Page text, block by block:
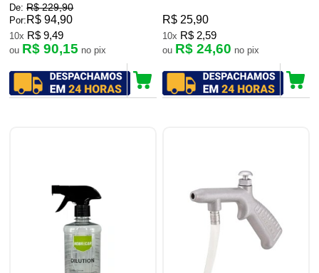
De: R$ 229,90
Por: R$ 94,90
10x R$ 9,49
ou R$ 90,15 no pix
R$ 25,90
10x R$ 2,59
ou R$ 24,60 no pix